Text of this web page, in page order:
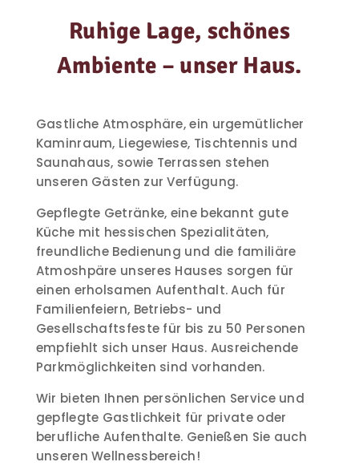
Ruhige Lage, schönes
Ambiente – unser Haus.
Gastliche Atmosphäre, ein urgemütlicher
Kaminraum, Liegewiese, Tischtennis und
Saunahaus, sowie Terrassen stehen
unseren Gästen zur Verfügung.
Gepflegte Getränke, eine bekannt gute
Küche mit hessischen Spezialitäten,
freundliche Bedienung und die familiäre
Atmoshpäre unseres Hauses sorgen für
einen erholsamen Aufenthalt. Auch für
Familienfeiern, Betriebs- und
Gesellschaftsfeste für bis zu 50 Personen
empfiehlt sich unser Haus. Ausreichende
Parkmöglichkeiten sind vorhanden.
Wir bieten Ihnen persönlichen Service und
gepflegte Gastlichkeit für private oder
berufliche Aufenthalte. Genießen Sie auch
unseren Wellnessbereich!